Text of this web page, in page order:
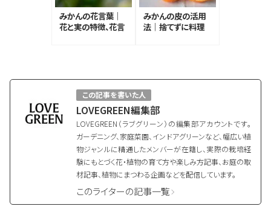
みかんの花言葉｜
花と実の特徴、花言
みかんの皮の活用
法｜捨てずに料理
この記事を書いた人
LOVEGREEN編集部
LOVEGREEN（ラブグリーン）の編集部アカウントです。
ガーデニング、家庭菜園、インドアグリーンなど、幅広い植
物ジャンルに精通したメンバーが在籍し、実際の栽培経
験にもとづく花・植物の育て方や楽しみ方記事、お庭の取
材記事、植物にまつわる企画などを配信しています。
このライターの記事一覧